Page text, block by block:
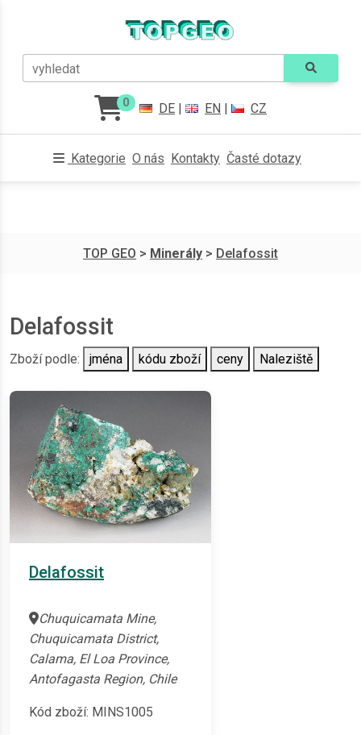
vyhledat
0 DE | EN | CZ
Kategorie O nás Kontakty Časté dotazy
TOP GEO > Minerály > Delafossit
Delafossit
Zboží podle: jména kódu zboží ceny Naleziště
Delafossit
Chuquicamata Mine,
Chuquicamata District,
Calama, El Loa Province,
Antofagasta Region, Chile
Kód zboží: MINS1005